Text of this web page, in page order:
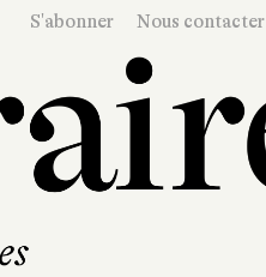
S'abonner Nous contacter